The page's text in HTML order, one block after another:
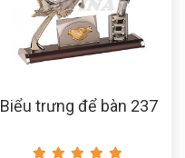
Biểu trưng để bàn 237